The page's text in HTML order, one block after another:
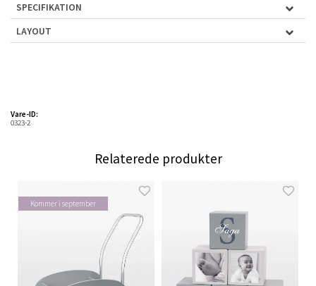
SPECIFIKATION
LAYOUT
Vare-ID:
0323-2
Relaterede produkter
Kommer i september